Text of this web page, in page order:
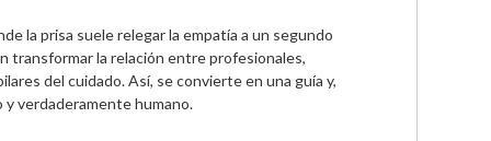
la prisa suele relegar la empatía a un segundo
transformar la relación entre profesionales,
del cuidado. Así, se convierte en una guía y,
verdaderamente humano.